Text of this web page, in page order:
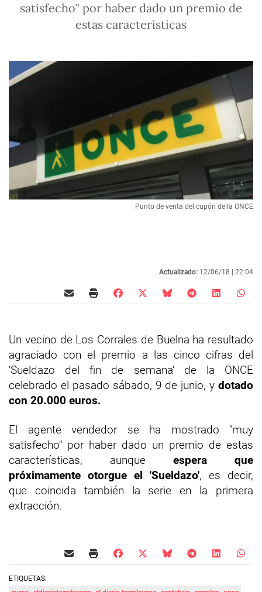
satisfecho" por haber dado un premio de
estas características
Punto de venta del cupón de la ONCE
Actualizado: 12/06/18 | 22:04
Un vecino de Los Corrales de Buelna ha resultado
agraciado con el premio a las cinco cifras del
'Sueldazo del fin de semana' de la ONCE
celebrado el pasado sábado, 9 de junio, y dotado
con 20.000 euros.
El agente vendedor se ha mostrado "muy
satisfecho" por haber dado un premio de estas
características, aunque espera que
próximamente otorgue el 'Sueldazo', es decir,
que coincida también la serie en la primera
extracción.
ETIQUETAS: